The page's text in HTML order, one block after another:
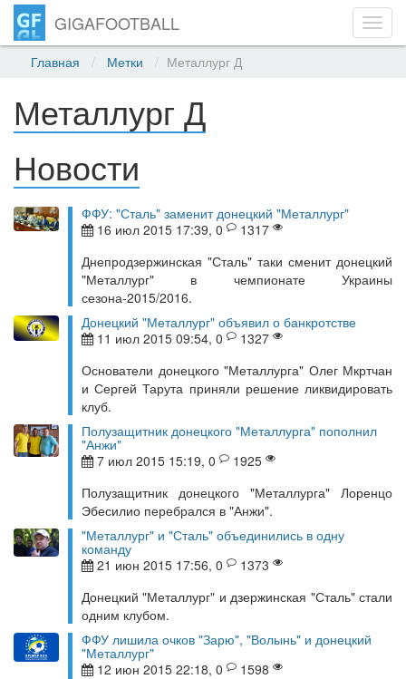
GIGAFOOTBALL
Главная Метки Металлург Д
Металлург Д
Новости
ФФУ: "Сталь" заменит донецкий "Металлург"
16 июл 2015 17:39, 0
1317
Днепродзержинская "Сталь" таки сменит донецкий
"Металлург" в чемпионате Украины
сезона-2015/2016.
Донецкий "Металлург" объявил о банкротстве
11 июл 2015 09:54, 0
1327
Основатели донецкого "Металлурга" Олег Мкртчан
и Сергей Тарута приняли решение ликвидировать
клуб.
Полузащитник донецкого "Металлурга" пополнил
"Анжи"
7 июл 2015 15:19, 0
1925
Полузащитник донецкого "Металлурга" Лоренцо
Эбесилио перебрался в "Анжи".
"Металлург" и "Сталь" объединились в одну
команду
21 июн 2015 17:56, 0
1373
Донецкий "Металлург" и дзержинская "Сталь" стали
одним клубом.
ФФУ лишила очков "Зарю", "Волынь" и донецкий
"Металлург"
12 июн 2015 22:18, 0
1598